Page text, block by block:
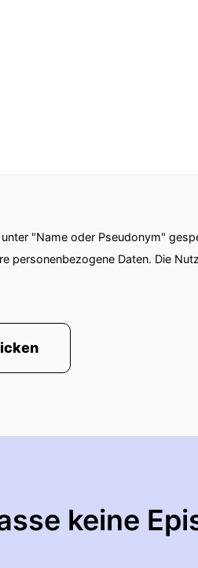
"Name oder Pseudonym"
personenbezogene Daten. Die
keine